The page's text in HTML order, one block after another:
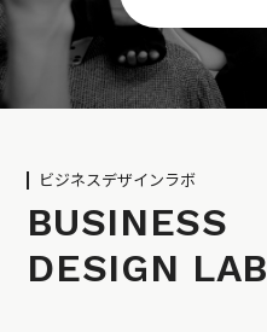
ビジネスデザインラボ
BUSINESS
DESIGN LAB